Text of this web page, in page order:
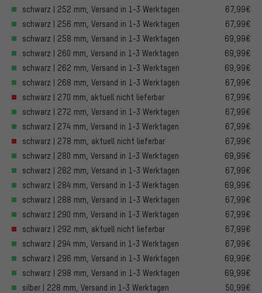
schwarz | 252 mm, Versand in 1-3 Werktagen
67,99€
schwarz | 256 mm, Versand in 1-3 Werktagen
67,99€
schwarz | 258 mm, Versand in 1-3 Werktagen
69,99€
schwarz | 260 mm, Versand in 1-3 Werktagen
69,99€
schwarz | 262 mm, Versand in 1-3 Werktagen
69,99€
schwarz | 268 mm, Versand in 1-3 Werktagen
67,99€
schwarz | 270 mm, aktuell nicht lieferbar
67,99€
schwarz | 272 mm, Versand in 1-3 Werktagen
67,99€
schwarz | 274 mm, Versand in 1-3 Werktagen
67,99€
schwarz | 278 mm, aktuell nicht lieferbar
67,99€
schwarz | 280 mm, Versand in 1-3 Werktagen
69,99€
schwarz | 282 mm, Versand in 1-3 Werktagen
67,99€
schwarz | 284 mm, Versand in 1-3 Werktagen
69,99€
schwarz | 288 mm, Versand in 1-3 Werktagen
67,99€
schwarz | 290 mm, Versand in 1-3 Werktagen
67,99€
schwarz | 292 mm, aktuell nicht lieferbar
67,99€
schwarz | 294 mm, Versand in 1-3 Werktagen
67,99€
schwarz | 296 mm, Versand in 1-3 Werktagen
69,99€
schwarz | 298 mm, Versand in 1-3 Werktagen
69,99€
silber | 228 mm, Versand in 1-3 Werktagen
50,99€